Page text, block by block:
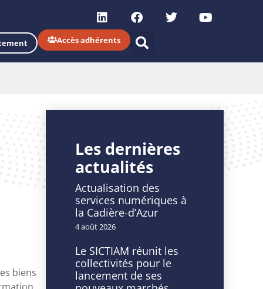
Accès adhérents
biens
Les dernières
actualités
Actualisation des
services numériques à
la Cadière-d’Azur
4 août 2026
Le SICTIAM réunit les
collectivités pour le
lancement de ses